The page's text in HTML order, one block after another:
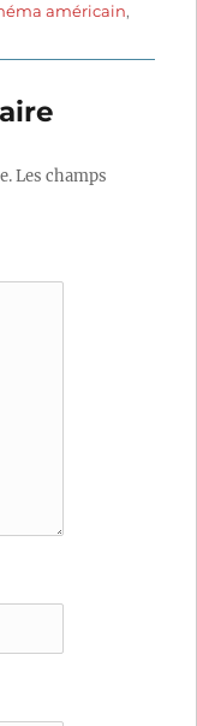
américain,
Les champs